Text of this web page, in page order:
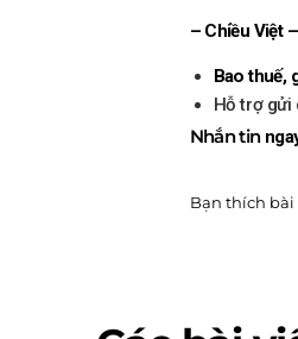
– Chiều Việt
Bao thuế,
Hỗ trợ gửi
Nhắn tin
Bạn thích bài